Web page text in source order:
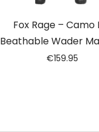
Fox Rage – Camo
Beathable Wader
€159.95